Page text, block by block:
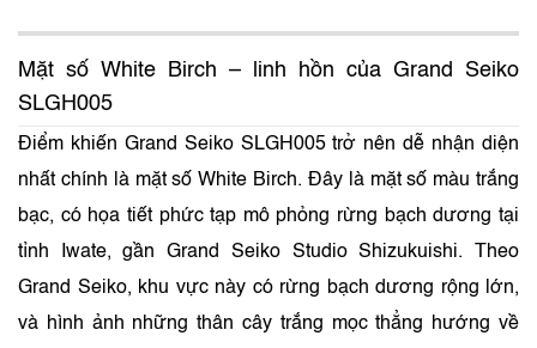
Mặt số White Birch – linh hồn của Grand Seiko
SLGH005
Điểm khiến Grand Seiko SLGH005 trở nên dễ nhận diện
nhất chính là mặt số White Birch. Đây là mặt số màu trắng
bạc, có họa tiết phức tạp mô phỏng rừng bạch dương tại
tỉnh Iwate, gần Grand Seiko Studio Shizukuishi. Theo
Grand Seiko, khu vực này có rừng bạch dương rộng lớn,
và hình ảnh những thân cây trắng mọc thẳng hướng về